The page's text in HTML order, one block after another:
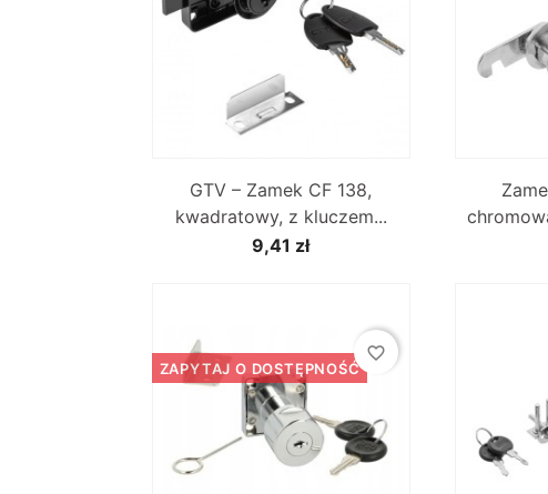
GTV – Zamek CF 138,
kwadratowy, z kluczem...
9,41 zł
ZAPYTAJ O DOSTĘPNOŚĆ
favorite_border